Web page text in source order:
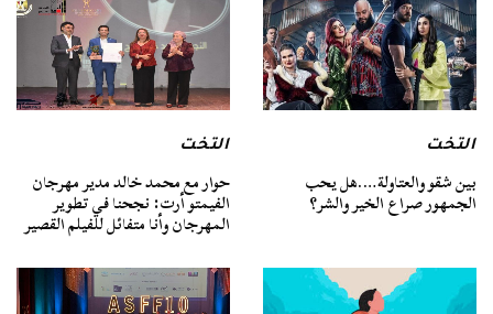
التخت
بين شقو والعتاولة….هل يحب
الجمهور صراع الخير والشر؟
التخت
حوار مع محمد خالد مدير مهرجان
الفيمتو أرت: نجحنا في تطوير
المهرجان وأنا متفائل للفيلم القصير